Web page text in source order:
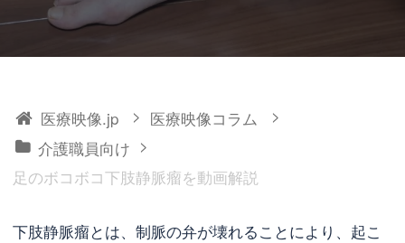
医療映像.jp > 医療映像コラム
>
介護職員向け >
足のボコボコ下肢静脈瘤を動画解説
下肢静脈瘤とは、制脈の弁が壊れることにより、起こ